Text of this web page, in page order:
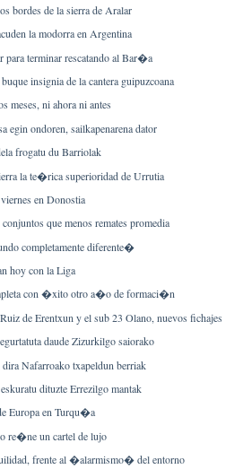
bordes de la sierra de Aralar
la modorra en Argentina
para terminar rescatando al Bar�a
insignia de la cantera guipuzcoana
meses, ni ahora ni antes
egin ondoren, sailkapenarena dator
frogatu du Barriolak
la te�rica superioridad de Urrutia
en Donostia
que menos remates promedia
completamente diferente�
hoy con la Liga
con �xito otro a�o de formaci�n
de Erentxun y el sub 23 Olano, nuevos fichajes
daude Zizurkilgo saiorako
Nafarroako txapeldun berriak
dituzte Errezilgo mantak
Europa en Turqu�a
re�ne un cartel de lujo
frente al �alarmismo� del entorno